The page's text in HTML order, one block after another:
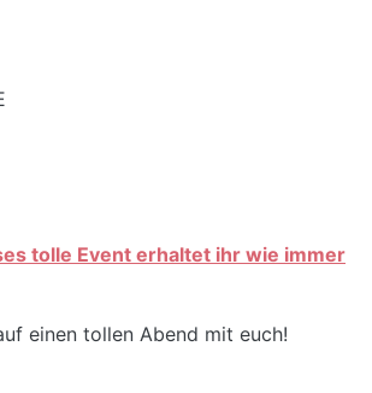
tolle Event erhaltet ihr wie immer
einen tollen Abend mit euch!